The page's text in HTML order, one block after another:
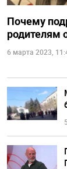
Почему
родителям
6 марта 2023,